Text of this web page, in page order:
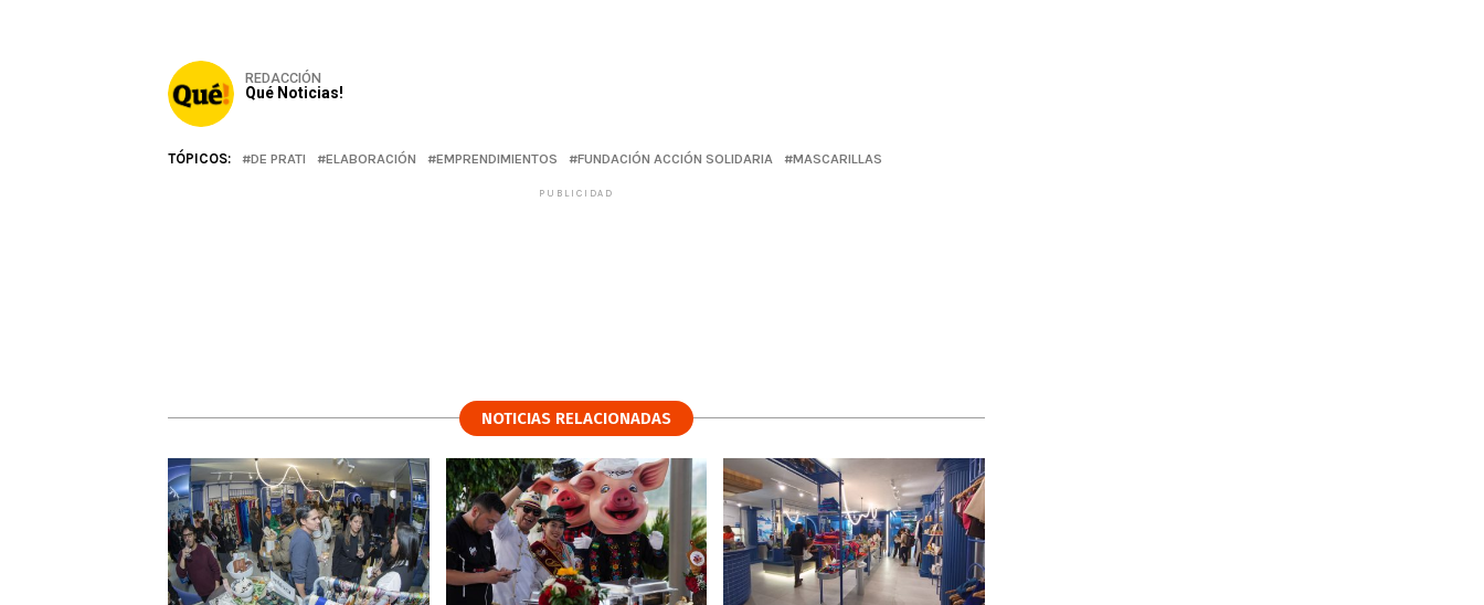
REDACCIÓN
Qué Noticias!
TÓPICOS: DE PRATI ELABORACIÓN EMPRENDIMIENTOS FUNDACIÓN ACCIÓN SOLIDARIA MASCARILLAS
PUBLICIDAD
NOTICIAS RELACIONADAS